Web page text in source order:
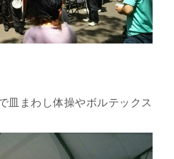
皿まわし体操やボルテックス